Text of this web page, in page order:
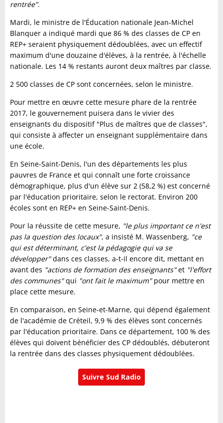
rentrée".
Mardi, le ministre de l'Éducation nationale Jean-Michel
Blanquer a indiqué mardi que 86 % des classes de CP en
REP+ seraient physiquement dédoublées, avec un effectif
maximum d'une douzaine d'élèves, à la rentrée, à l'échelle
nationale. Les 14 % restants auront deux maîtres par classe.
2 500 classes de CP sont concernées, selon le ministre.
Pour mettre en œuvre cette mesure phare de la rentrée
2017, le gouvernement puisera dans le vivier des
enseignants du dispositif "Plus de maîtres que de classes",
qui consiste à affecter un enseignant supplémentaire dans
une école.
En Seine-Saint-Denis, l'un des départements les plus
pauvres de France et qui connaît une forte croissance
démographique, plus d'un élève sur 2 (58,2 %) est concerné
par l'éducation prioritaire, selon le rectorat. Environ 200
écoles sont en REP+ en Seine-Saint-Denis.
Pour la réussite de cette mesure, "le plus important ce n'est
pas la question des locaux", a insisté M. Wassenberg, "ce
qui est déterminant, c'est la pédagogie qui va se
développer"dans ces classes, a-t-il encore dit, mettant en
avant des "actions de formation des enseignants"et "l'effort
des communes"qui "ont fait le maximum"pour mettre en
place cette mesure.
En comparaison, en Seine-et-Marne, qui dépend également
de l'académie de Créteil, 9,9 % des élèves sont concernés
par l'éducation prioritaire. Dans ce département, 100 % des
élèves qui doivent bénéficier des CP dédoublés, débuteront
la rentrée dans des classes physiquement dédoublées.
Suivre Sud Radio